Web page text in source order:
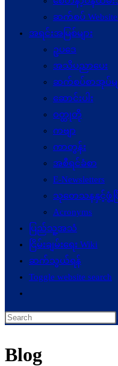
ဆက်စပ် Website
အရင်းအမြစ်များ
ဥပဒေ
အသိပညာပေး
ဆက်စပ်စာအုပ်မျ
ဆောင်းပါး
ဝတ္ထုတို
ကဗျာ
ကာတွန်း
အစီရင်ခံစာ
E-Newsletters
သုတေသနနှင့်ဖွံ့ဖ
Acronyms
ပြည်သူ့အသံ
ငြိမ်းချမ်းရေး Wiki
ဆက်သွယ်ရန်
Toggle website search
Blog